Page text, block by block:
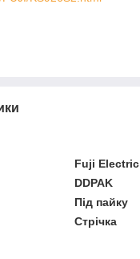
Fuji Electric
DDPAK
Під пайку
Стрічка